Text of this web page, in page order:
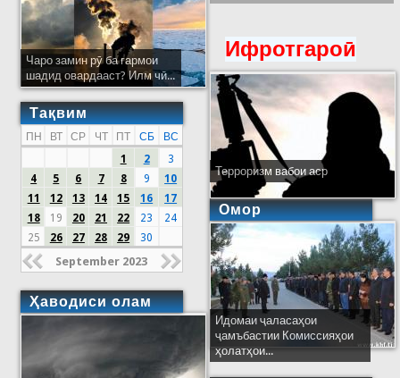
Чаро замин рӯ ба гармои
шадид овардааст? Илм чӣ...
Тақвим
ПН ВТ СР ЧТ ПТ СБ
ВС
1
2
3
4
5 6 7 8 9
10
11
12 13 14 15 16
17
18
19 20 21 22 23
24
25
26 27 28 29 30
September 2023
Ҳаводиси олам
Ифротгароӣ
Терроризм вабои аср
Омор
Идомаи ҷаласаҳои
ҷамъбастии Комиссияҳои
ҳолатҳои...